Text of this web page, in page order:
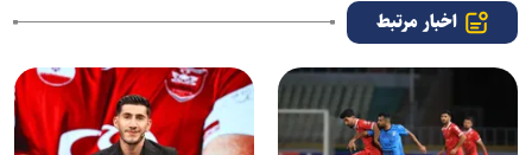
اخبار مرتبط